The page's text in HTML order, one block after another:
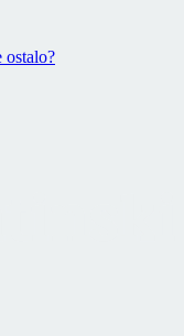
ostalo?